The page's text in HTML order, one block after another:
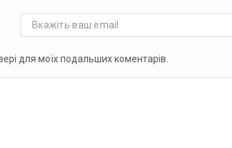
для моїх подальших коментарів.